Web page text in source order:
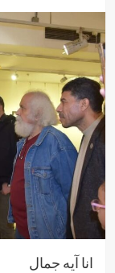
انا آيه جمال